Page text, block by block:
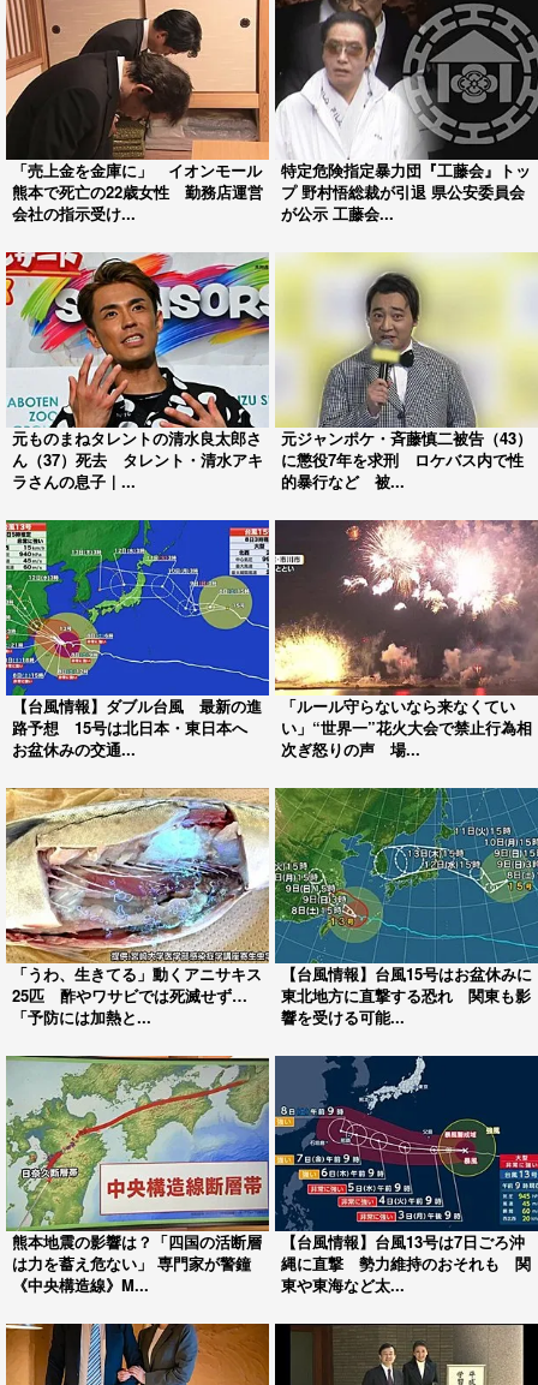
「売上金を金庫に」 イオンモール
熊本で死亡の22歳女性 勤務店運営
会社の指示受け...
特定危険指定暴力団『工藤会』トッ
プ 野村悟総裁が引退 県公安委員会
が公示 工藤会...
元ものまねタレントの清水良太郎さ
ん（37）死去 タレント・清水アキ
ラさんの息子｜...
元ジャンポケ・斉藤慎二被告（43）
に懲役7年を求刑 ロケバス内で性
的暴行など 被...
【台風情報】ダブル台風 最新の進
路予想 15号は北日本・東日本へ
お盆休みの交通...
「ルール守らないなら来なくてい
い」“世界一”花火大会で禁止行為相
次ぎ怒りの声 場...
「うわ、生きてる」動くアニサキス
25匹 酢やワサビでは死滅せず…
「予防には加熱と...
【台風情報】台風15号はお盆休みに
東北地方に直撃する恐れ 関東も影
響を受ける可能...
熊本地震の影響は？「四国の活断層
は力を蓄え危ない」 専門家が警鐘
《中央構造線》M...
【台風情報】台風13号は7日ごろ沖
縄に直撃 勢力維持のおそれも 関
東や東海など太...